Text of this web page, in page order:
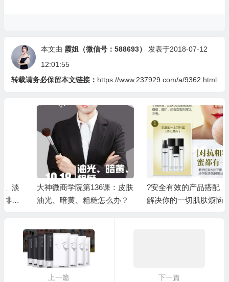
本文由 霞姐（微信号：588693）
发表于2018-07-12
12:01:55
转载请务必保留本文链接： https://www.237929.com/a/9362.html
大神微商学院第136课：皮肤
油光、暗黄、粗糙怎么办？
?安全有效的产品搭配，蜜都
解决你的一切肌肤烦恼‼️
上一篇
下一篇